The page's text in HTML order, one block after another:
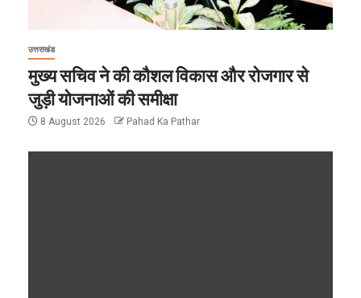
उत्तराखंड
मुख्य सचिव ने की कौशल विकास और रोजगार से
जुड़ी योजनाओं की समीक्षा
8 August 2026 Pahad Ka Pathar